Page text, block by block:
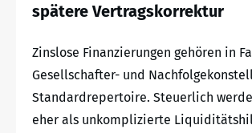
spätere Vertragskorrektur
Zinslose Finanzierungen gehören in
Gesellschafter- und
Standardrepertoire. Steuerlich
eher als unkomplizierte